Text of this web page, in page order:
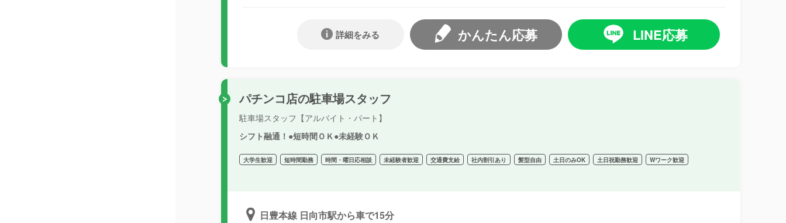
LINE応募
かんたん応募
詳細をみる
パチンコ店の駐車場スタッフ
駐車場スタッフ【アルバイト・パート】
シフト融通！●短時間ＯＫ●未経験ＯＫ
大学生歓迎 短時間勤務 時間・曜日応相談 未経験者歓迎 交通費支給 社内割引あり 髪型自由 土日のみOK 土日祝勤務歓迎 Wワーク歓迎
日豊本線 日向市駅から車で15分